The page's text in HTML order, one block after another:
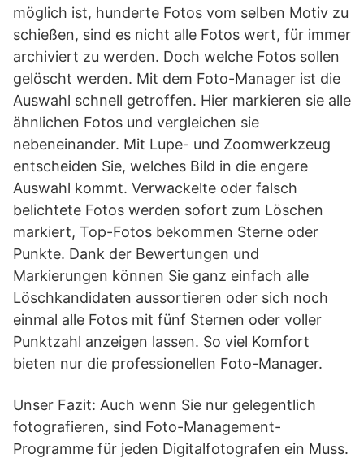
möglich ist, hunderte Fotos vom selben Motiv zu
schießen, sind es nicht alle Fotos wert, für immer
archiviert zu werden. Doch welche Fotos sollen
gelöscht werden. Mit dem Foto-Manager ist die
Auswahl schnell getroffen. Hier markieren sie alle
ähnlichen Fotos und vergleichen sie
nebeneinander. Mit Lupe- und Zoomwerkzeug
entscheiden Sie, welches Bild in die engere
Auswahl kommt. Verwackelte oder falsch
belichtete Fotos werden sofort zum Löschen
markiert, Top-Fotos bekommen Sterne oder
Punkte. Dank der Bewertungen und
Markierungen können Sie ganz einfach alle
Löschkandidaten aussortieren oder sich noch
einmal alle Fotos mit fünf Sternen oder voller
Punktzahl anzeigen lassen. So viel Komfort
bieten nur die professionellen Foto-Manager.
Unser Fazit: Auch wenn Sie nur gelegentlich
fotografieren, sind Foto-Management-
Programme für jeden Digitalfotografen ein Muss.